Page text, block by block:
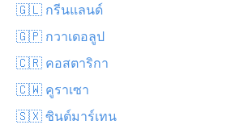
🇬🇱 กรีนแลนด์
🇬🇵 กวาเดอลูป
🇨🇷 คอสตาริกา
🇨🇼 คูราเซา
🇸🇽 ซินต์มาร์เทน